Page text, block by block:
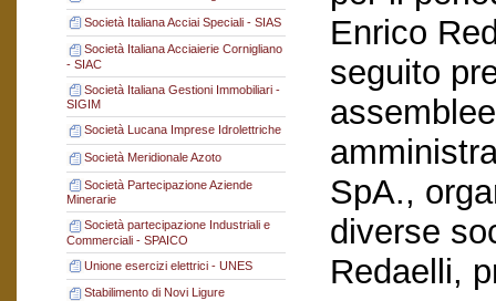
Società Italiana Acciai Speciali - SIAS
Società Italiana Acciaierie Cornigliano
- SIAC
Società Italiana Gestioni Immobiliari -
SIGIM
Società Lucana Imprese Idrolettriche
Società Meridionale Azoto
Società Partecipazione Aziende
Minerarie
Società partecipazione Industriali e
Commerciali - SPAICO
Unione esercizi elettrici - UNES
Stabilimento di Novi Ligure
Enrico
seguito
SpA.,
diverse
Redaelli,